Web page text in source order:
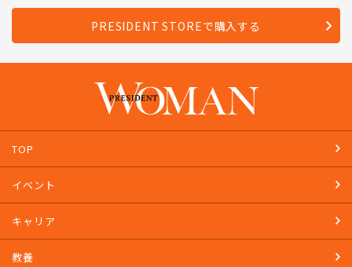
PRESIDENT STOREで購入する
TOP
イベント
キャリア
教養